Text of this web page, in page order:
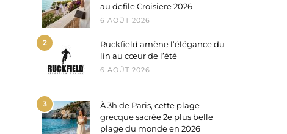
au defile Croisiere 2026
6 AOÛT 2026
2
Ruckfield amène l’élégance du
lin au cœur de l’été
6 AOÛT 2026
3
À 3h de Paris, cette plage
grecque sacrée 2e plus belle
plage du monde en 2026